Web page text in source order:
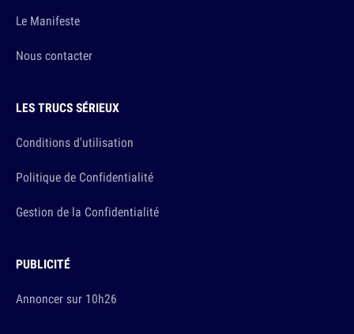
Le Manifeste
Nous contacter
LES TRUCS SÉRIEUX
Conditions d'utilisation
Politique de Confidentialité
Gestion de la Confidentialité
PUBLICITÉ
Annoncer sur 10h26